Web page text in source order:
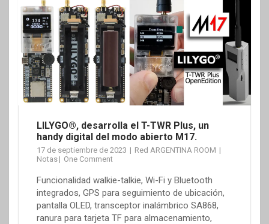
LILYGO®, desarrolla el T-TWR Plus, un
handy digital del modo abierto M17.
17 de septiembre de 2023
Red ARGENTINA ROOM
Notas
One Comment
Funcionalidad walkie-talkie, Wi-Fi y Bluetooth
integrados, GPS para seguimiento de ubicación,
pantalla OLED, transceptor inalámbrico SA868,
ranura para tarjeta TF para almacenamiento,